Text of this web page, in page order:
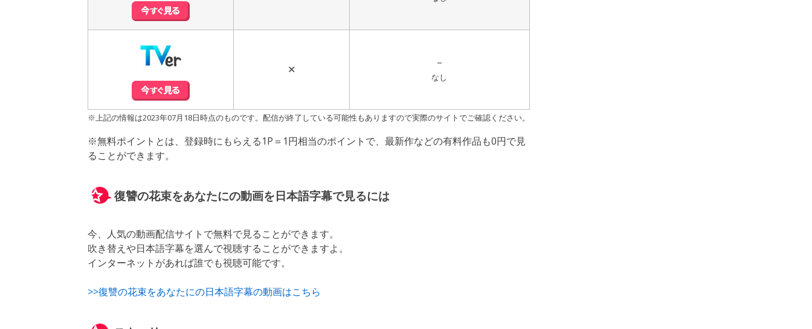
✕
–
なし
※上記の情報は2023年07月18日時点のものです。配信が終了している可能性もありますので実際のサイトでご確認ください。
※無料ポイントとは、登録時にもらえる1P＝1円相当のポイントで、最新作などの有料作品も0円で見
ることができます。
復讐の花束をあなたにの動画を日本語字幕で見るには
今、人気の動画配信サイトで無料で見ることができます。
吹き替えや日本語字幕を選んで視聴することができますよ。
インターネットがあれば誰でも視聴可能です。
>>復讐の花束をあなたにの日本語字幕の動画はこちら